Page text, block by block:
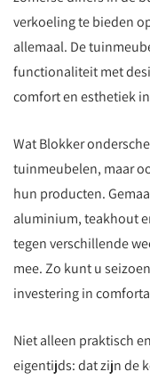
verkoeling te bieden
allemaal. De
functionaliteit met
comfort en esthetiek
Wat Blokker
tuinmeubelen, maar
hun producten.
aluminium, teakhout
tegen verschillende
mee. Zo kunt u
investering in
Niet alleen praktisch
eigentijds: dat zijn de